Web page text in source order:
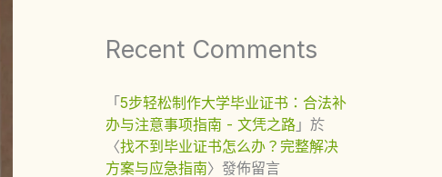
Recent Comments
「5步轻松制作大学毕业证书：合法补
办与注意事项指南 - 文凭之路 」於
〈找不到毕业证书怎么办？完整解决
方案与应急指南〉發佈留言